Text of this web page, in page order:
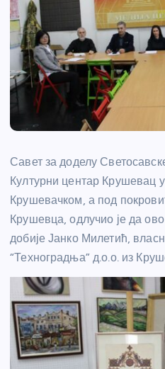
Савет за доделу
Културни центар Крушевац
Крушевачком, а под
Крушевца, одлучио је да
добије Јанко Милетић,
“Техноградња” д.о.о. из